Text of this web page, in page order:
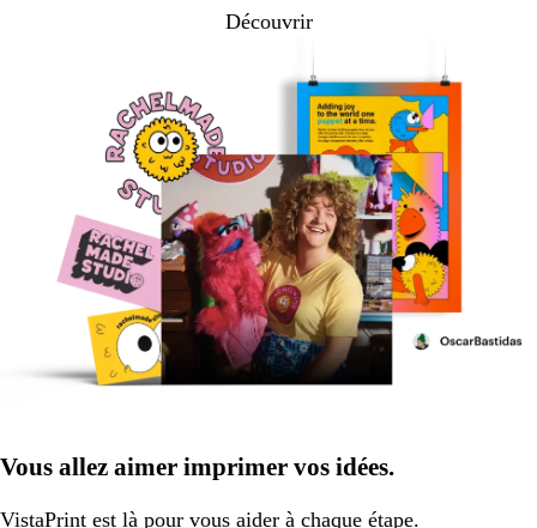
Découvrir
Vous allez aimer imprimer vos idées.
VistaPrint est là pour vous aider à chaque étape.